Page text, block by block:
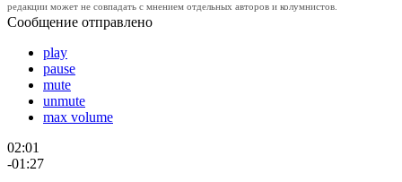
редакции может не совпадать с мнением отдельных авторов и колумнистов.
Сообщение отправлено
play
pause
mute
unmute
max volume
02:01
-01:27